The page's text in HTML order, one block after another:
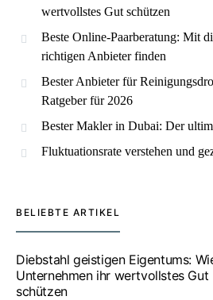
wertvollstes Gut schützen
Beste Online-Paarberatung: Mit
richtigen Anbieter finden
Bester Anbieter für
Ratgeber für 2026
Bester Makler in Dubai: Der
Fluktuationsrate verstehen und
BELIEBTE ARTIKEL
Diebstahl geistigen Eigentums:
Unternehmen ihr wertvollstes Gut
schützen